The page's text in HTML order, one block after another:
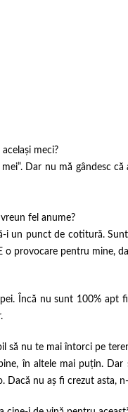
meci?
Dar nu mă gândesc
fel anume?
un punct de cotitură. Sunt
o provocare pentru mine,
Încă nu sunt 100% apt
să nu te mai întorci pe
în altele mai puțin.
Dacă nu aș fi crezut asta,